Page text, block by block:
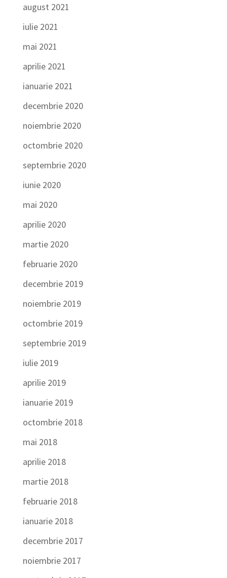
august 2021
iulie 2021
mai 2021
aprilie 2021
ianuarie 2021
decembrie 2020
noiembrie 2020
octombrie 2020
septembrie 2020
iunie 2020
mai 2020
aprilie 2020
martie 2020
februarie 2020
decembrie 2019
noiembrie 2019
octombrie 2019
septembrie 2019
iulie 2019
aprilie 2019
ianuarie 2019
octombrie 2018
mai 2018
aprilie 2018
martie 2018
februarie 2018
ianuarie 2018
decembrie 2017
noiembrie 2017